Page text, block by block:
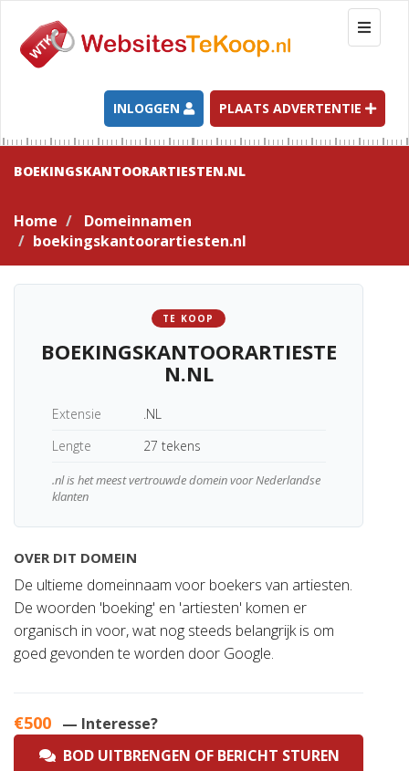
T
o
g
l
e
n
t
i
INLOGGEN PLAATS ADVERTENTIE
BOEKINGSKANTOORARTIESTEN.NL
Home
Domeinnamen
boekingskantoorartiesten.nl
TE KOOP
BOEKINGSKANTOORARTIESTE
N.NL
Extensie
.NL
Lengte
27 tekens
.nl is het meest vertrouwde domein voor Nederlandse
klanten
OVER DIT DOMEIN
De ultieme domeinnaam voor boekers van artiesten.
De woorden 'boeking' en 'artiesten' komen er
organisch in voor, wat nog steeds belangrijk is om
goed gevonden te worden door Google.
€500 — Interesse?
BOD UITBRENGEN OF BERICHT STUREN